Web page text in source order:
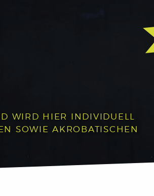
WIRD HIER INDIVIDUELL
SOWIE AKROBATISCHEN